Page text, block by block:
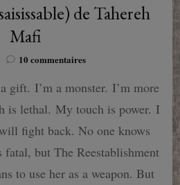
de Tahereh
Mafi
10 commentairessur
me
de
Tahereh
gift. I’m a monster. I’m more
is lethal. My touch is power. I
fight back. No one knows
fatal, but The Reestablishment
to use her as a weapon. But